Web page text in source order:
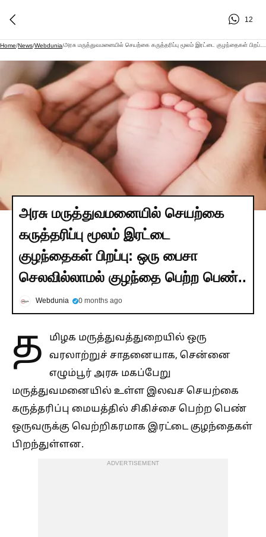
12
Home/News/Webdunia/
அரசு மருத்துவமனையில் செயற்கை
கருத்தரிப்பு மூலம் இரட்டை
குழந்தைகள் பிறப்பு: ஒரு பைசா
செலவில்லாமல் குழந்தை பெற்ற பெண்..
Webdunia 0 months ago
த
மிழக மருத்துவத்துறையில் ஒரு
வரலாற்றுச் சாதனையாக, சென்னை
எழும்பூர் அரசு மகப்பேறு
மருத்துவமனையில் உள்ள இலவச செயற்கை
கருத்தரிப்பு மையத்தில் சிகிச்சை பெற்ற பெண்
ஒருவருக்கு வெற்றிகரமாக இரட்டை குழந்தைகள்
பிறந்துள்ளன.
ADVERTISEMENT